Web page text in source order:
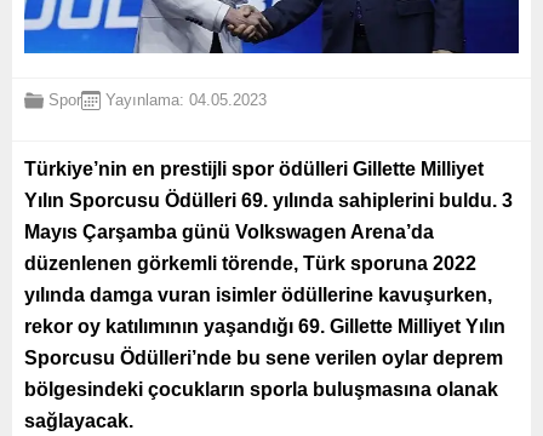
Spor Yayınlama: 04.05.2023
Türkiye’nin en prestijli spor ödülleri Gillette Milliyet
Yılın Sporcusu Ödülleri 69. yılında sahiplerini buldu. 3
Mayıs Çarşamba günü Volkswagen Arena’da
düzenlenen görkemli törende, Türk sporuna 2022
yılında damga vuran isimler ödüllerine kavuşurken,
rekor oy katılımının yaşandığı 69. Gillette Milliyet Yılın
Sporcusu Ödülleri’nde bu sene verilen oylar deprem
bölgesindeki çocukların sporla buluşmasına olanak
sağlayacak.